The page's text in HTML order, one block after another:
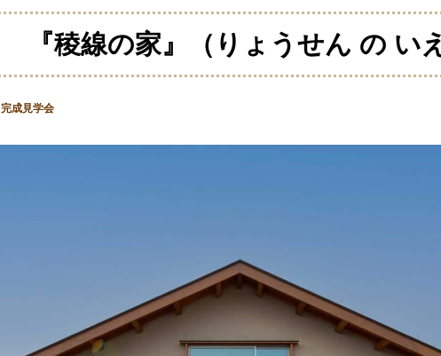
『稜線の家』（りょうせん の い
完成見学会